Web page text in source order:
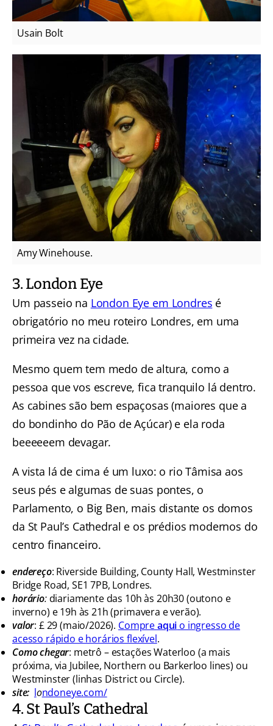
Usain Bolt
Amy Winehouse.
3. London Eye
Um passeio na London Eye em Londres é
obrigatório no meu roteiro Londres, em uma
primeira vez na cidade.
Mesmo quem tem medo de altura, como a
pessoa que vos escreve, fica tranquilo lá dentro.
As cabines são bem espaçosas (maiores que a
do bondinho do Pão de Açúcar) e ela roda
beeeeeem devagar.
A vista lá de cima é um luxo: o rio Tâmisa aos
seus pés e algumas de suas pontes, o
Parlamento, o Big Ben, mais distante os domos
da St Paul’s Cathedral e os prédios modernos do
centro financeiro.
endereço: Riverside Building, County Hall, Westminster
Bridge Road, SE1 7PB, Londres.
horário:diariamente das 10h às 20h30 (outono e
inverno) e 19h às 21h (primavera e verão).
valor: £ 29 (maio/2026). Compreaqui o ingresso de
acesso rápido e horários flexível.
Como chegar: metrô – estações Waterloo (a mais
próxima, via Jubilee, Northern ou Barkerloo lines) ou
Westminster (linhas District ou Circle).
site: londoneye.com/
4. St Paul’s Cathedral